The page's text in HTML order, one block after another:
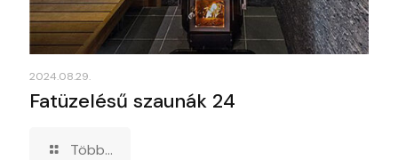
2024.08.29.
Fatüzelésű szaunák 24
Több...